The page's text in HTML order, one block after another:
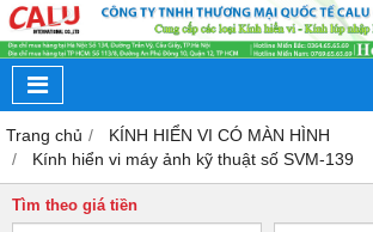
Trang chủ
KÍNH HIỂN VI CÓ MÀN HÌNH
Kính hiển vi máy ảnh kỹ thuật số SVM-139
Tìm theo giá tiền